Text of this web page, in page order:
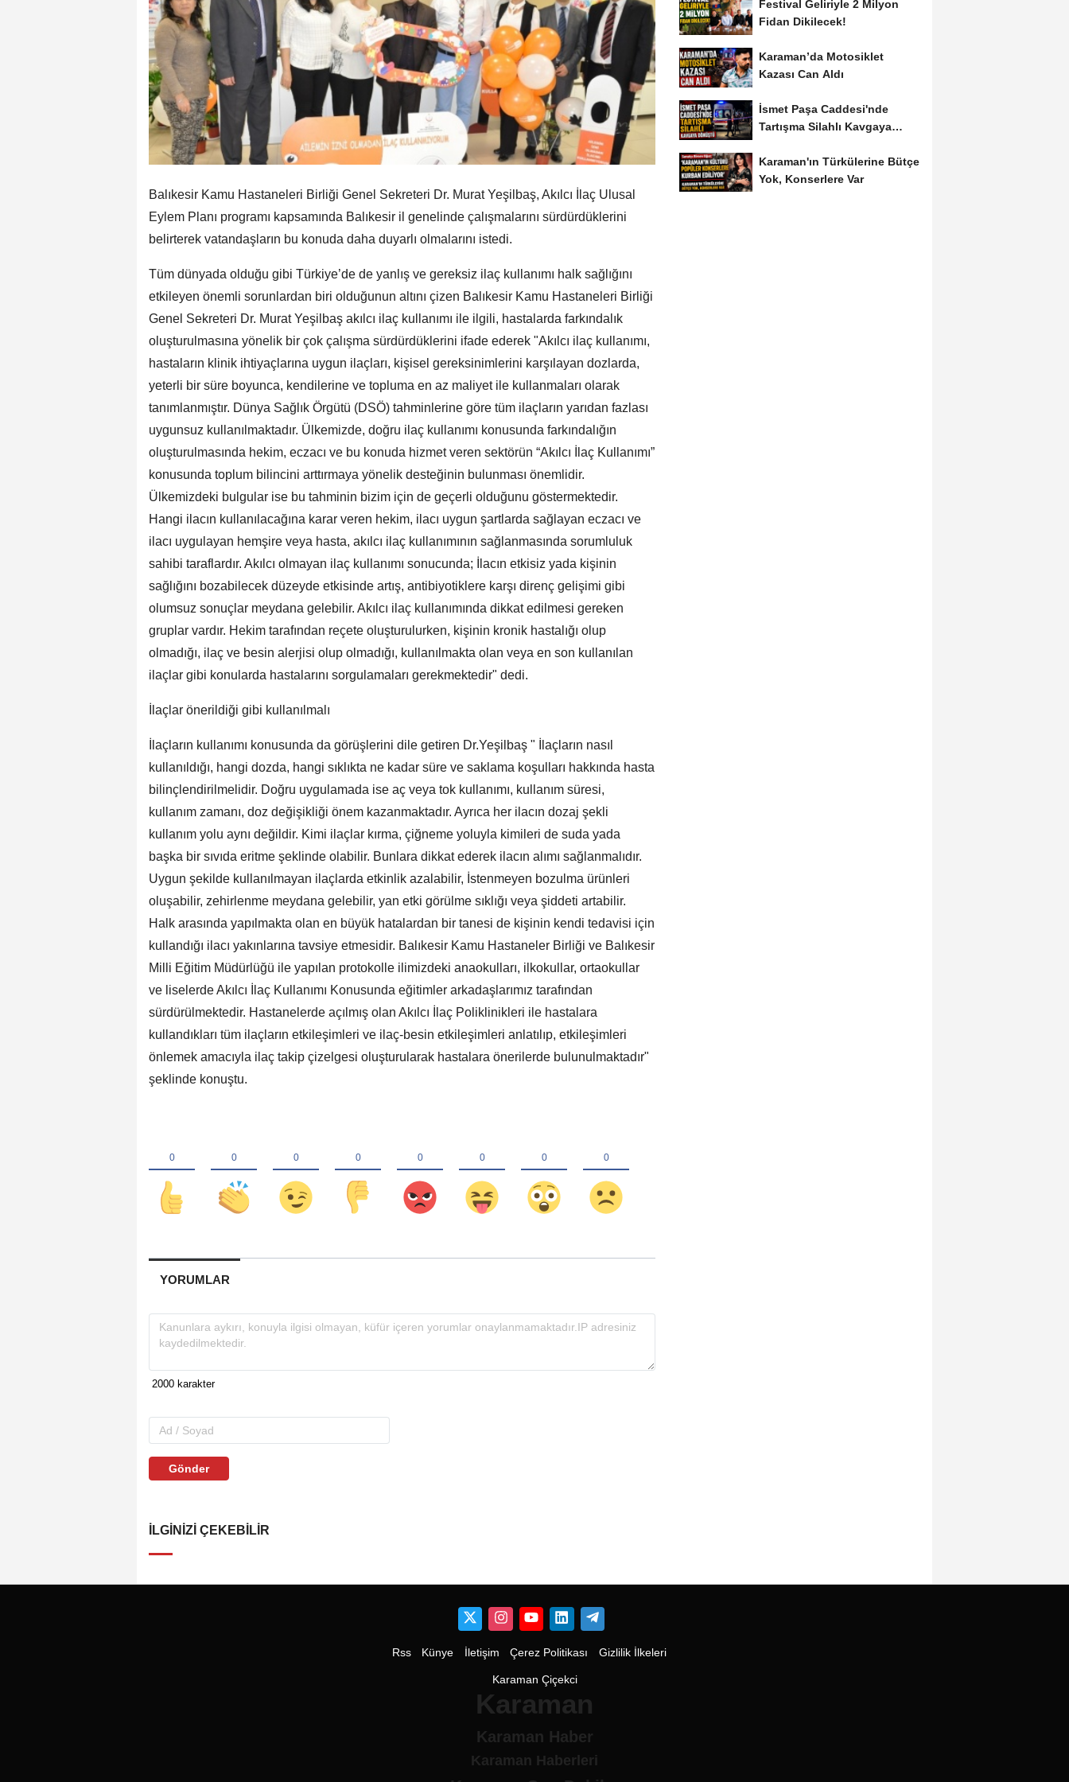
Balıkesir Kamu Hastaneleri Birliği Genel Sekreteri Dr. Murat Yeşilbaş, Akılcı İlaç Ulusal
Eylem Planı programı kapsamında Balıkesir il genelinde çalışmalarını sürdürdüklerini
belirterek vatandaşların bu konuda daha duyarlı olmalarını istedi.
Tüm dünyada olduğu gibi Türkiye’de de yanlış ve gereksiz ilaç kullanımı halk sağlığını
etkileyen önemli sorunlardan biri olduğunun altını çizen Balıkesir Kamu Hastaneleri Birliği
Genel Sekreteri Dr. Murat Yeşilbaş akılcı ilaç kullanımı ile ilgili, hastalarda farkındalık
oluşturulmasına yönelik bir çok çalışma sürdürdüklerini ifade ederek "Akılcı ilaç kullanımı,
hastaların klinik ihtiyaçlarına uygun ilaçları, kişisel gereksinimlerini karşılayan dozlarda,
yeterli bir süre boyunca, kendilerine ve topluma en az maliyet ile kullanmaları olarak
tanımlanmıştır. Dünya Sağlık Örgütü (DSÖ) tahminlerine göre tüm ilaçların yarıdan fazlası
uygunsuz kullanılmaktadır. Ülkemizde, doğru ilaç kullanımı konusunda farkındalığın
oluşturulmasında hekim, eczacı ve bu konuda hizmet veren sektörün “Akılcı İlaç Kullanımı”
konusunda toplum bilincini arttırmaya yönelik desteğinin bulunması önemlidir.
Ülkemizdeki bulgular ise bu tahminin bizim için de geçerli olduğunu göstermektedir.
Hangi ilacın kullanılacağına karar veren hekim, ilacı uygun şartlarda sağlayan eczacı ve
ilacı uygulayan hemşire veya hasta, akılcı ilaç kullanımının sağlanmasında sorumluluk
sahibi taraflardır. Akılcı olmayan ilaç kullanımı sonucunda; İlacın etkisiz yada kişinin
sağlığını bozabilecek düzeyde etkisinde artış, antibiyotiklere karşı direnç gelişimi gibi
olumsuz sonuçlar meydana gelebilir. Akılcı ilaç kullanımında dikkat edilmesi gereken
gruplar vardır. Hekim tarafından reçete oluşturulurken, kişinin kronik hastalığı olup
olmadığı, ilaç ve besin alerjisi olup olmadığı, kullanılmakta olan veya en son kullanılan
ilaçlar gibi konularda hastalarını sorgulamaları gerekmektedir" dedi.
İlaçlar önerildiği gibi kullanılmalı
İlaçların kullanımı konusunda da görüşlerini dile getiren Dr.Yeşilbaş " İlaçların nasıl
kullanıldığı, hangi dozda, hangi sıklıkta ne kadar süre ve saklama koşulları hakkında hasta
bilinçlendirilmelidir. Doğru uygulamada ise aç veya tok kullanımı, kullanım süresi,
kullanım zamanı, doz değişikliği önem kazanmaktadır. Ayrıca her ilacın dozaj şekli
kullanım yolu aynı değildir. Kimi ilaçlar kırma, çiğneme yoluyla kimileri de suda yada
başka bir sıvıda eritme şeklinde olabilir. Bunlara dikkat ederek ilacın alımı sağlanmalıdır.
Uygun şekilde kullanılmayan ilaçlarda etkinlik azalabilir, İstenmeyen bozulma ürünleri
oluşabilir, zehirlenme meydana gelebilir, yan etki görülme sıklığı veya şiddeti artabilir.
Halk arasında yapılmakta olan en büyük hatalardan bir tanesi de kişinin kendi tedavisi için
kullandığı ilacı yakınlarına tavsiye etmesidir. Balıkesir Kamu Hastaneler Birliği ve Balıkesir
Milli Eğitim Müdürlüğü ile yapılan protokolle ilimizdeki anaokulları, ilkokullar, ortaokullar
ve liselerde Akılcı İlaç Kullanımı Konusunda eğitimler arkadaşlarımız tarafından
sürdürülmektedir. Hastanelerde açılmış olan Akılcı İlaç Poliklinikleri ile hastalara
kullandıkları tüm ilaçların etkileşimleri ve ilaç-besin etkileşimleri anlatılıp, etkileşimleri
önlemek amacıyla ilaç takip çizelgesi oluşturularak hastalara önerilerde bulunulmaktadır"
şeklinde konuştu.
YORUMLAR
Gönder
İLGINIZI ÇEKEBILIR
Festival Geliriyle 2 Milyon
Fidan Dikilecek!
Karaman’da Motosiklet
Kazası Can Aldı
İsmet Paşa Caddesi'nde
Tartışma Silahlı Kavgaya
Karaman'ın Türkülerine Bütçe
Yok, Konserlere Var
Rss Künye İletişim Çerez Politikası Gizlilik İlkeleri
Karaman Çiçekci
Karaman
Karaman Haber
Karaman Haberleri